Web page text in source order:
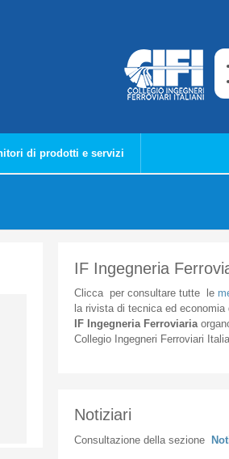
di prodotti e servizi
IF Ingegneria
Cliccaper consultare tuttele
la rivista di tecnica ed economia
IF Ingegneria Ferroviaria
Collegio
Ingegneri Ferroviari
Notiziari
Consultazione della sezione